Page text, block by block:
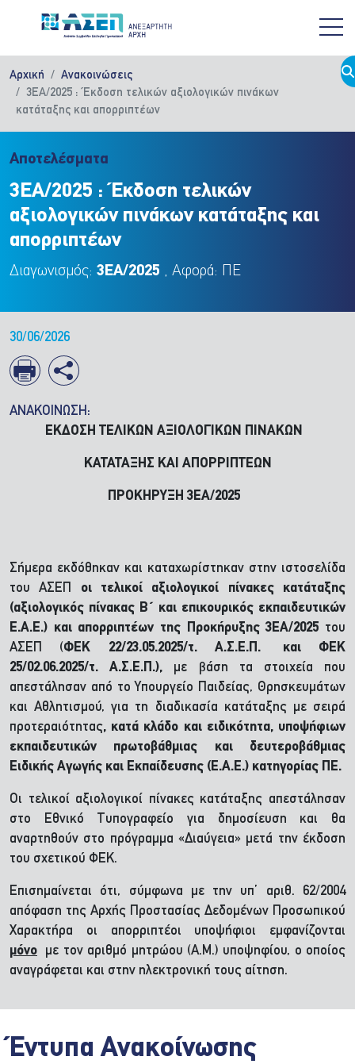
Αρχική
Ανακοινώσεις
3ΕΑ/2025 : Έκδοση τελικών αξιολογικών πινάκων
κατάταξης και απορριπτέων
Αποτελέσματα
3ΕΑ/2025 : Έκδοση τελικών
αξιολογικών πινάκων κατάταξης και
απορριπτέων
Διαγωνισμός: 3ΕΑ/2025 , Αφορά: ΠΕ
30/06/2026
ΑΝΑΚΟΙΝΩΣΗ:
ΕΚΔΟΣΗ ΤΕΛΙΚΩΝ ΑΞΙΟΛΟΓΙΚΩΝ ΠΙΝΑΚΩΝ
ΚΑΤΑΤΑΞΗΣ ΚΑΙ ΑΠΟΡΡΙΠΤΕΩΝ
ΠΡΟΚΗΡΥΞΗ 3ΕΑ/2025
Σήμερα εκδόθηκαν και καταχωρίστηκαν στην ιστοσελίδα
του ΑΣΕΠ οι τελικοί αξιολογικοί πίνακες κατάταξης
(αξιολογικός πίνακας Β΄ και επικουρικός εκπαιδευτικών
Ε.Α.Ε.) και απορριπτέων της Προκήρυξης 3ΕΑ/2025 του
ΑΣΕΠ (ΦΕΚ 22/23.05.2025/τ. Α.Σ.Ε.Π. και ΦΕΚ
25/02.06.2025/τ. Α.Σ.Ε.Π.), με βάση τα στοιχεία που
απεστάλησαν από το Υπουργείο Παιδείας, Θρησκευμάτων
και Αθλητισμού, για τη διαδικασία κατάταξης με σειρά
προτεραιότητας, κατά κλάδο και ειδικότητα, υποψήφιων
εκπαιδευτικών πρωτοβάθμιας και δευτεροβάθμιας
Ειδικής Αγωγής και Εκπαίδευσης (Ε.Α.Ε.) κατηγορίας ΠΕ.
Οι τελικοί αξιολογικοί πίνακες κατάταξης απεστάλησαν
στο Εθνικό Τυπογραφείο για δημοσίευση και θα
αναρτηθούν στο πρόγραμμα «Διαύγεια» μετά την έκδοση
του σχετικού ΦΕΚ.
Επισημαίνεται ότι, σύμφωνα με την υπ’ αριθ. 62/2004
απόφαση της Αρχής Προστασίας Δεδομένων Προσωπικού
Χαρακτήρα οι απορριπτέοι υποψήφιοι εμφανίζονται
μόνο
με τον αριθμό μητρώου (Α.Μ.) υποψηφίου, ο οποίος
αναγράφεται και στην ηλεκτρονική τους αίτηση.
Έντυπα Ανακοίνωσης